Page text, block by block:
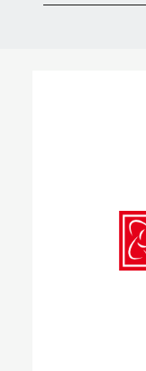
• ORION FANS